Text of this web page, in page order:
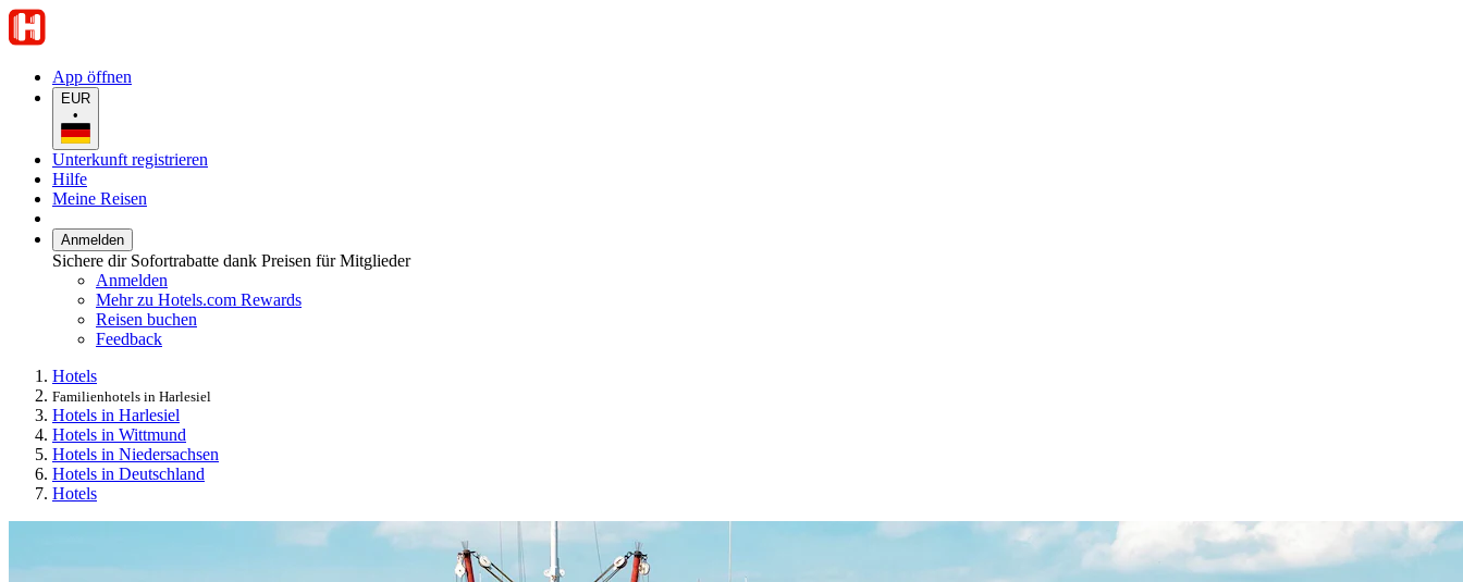
App öffnen
EUR
•
Unterkunft registrieren
Hilfe
Meine Reisen
Anmelden
Sichere dir Sofortrabatte dank Preisen für Mitglieder
Anmelden
Mehr zu Hotels.com Rewards
Reisen buchen
Feedback
Hotels
Familienhotels in Harlesiel
Hotels in Harlesiel
Hotels in Wittmund
Hotels in Niedersachsen
Hotels in Deutschland
Hotels